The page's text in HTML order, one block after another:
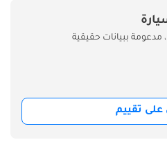
مدعومة ببيانات حقيقية
تقييم